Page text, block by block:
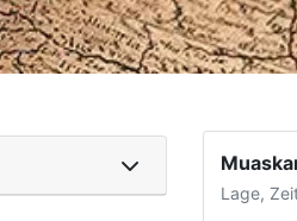
Lage,